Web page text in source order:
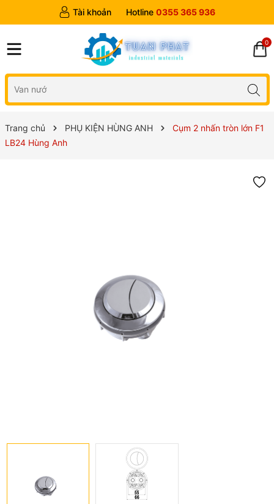
Tài khoản Hotline 0355 365 936
0
Trang chủ PHỤ KIỆN HÙNG ANH
Cụm 2 nhấn tròn lớn F1
LB24 Hùng Anh